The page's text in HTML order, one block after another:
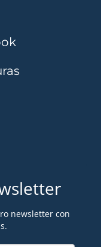
newsletter con